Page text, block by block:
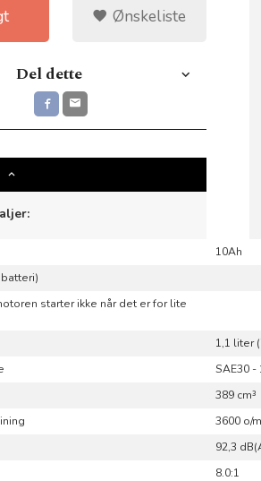
Ønskeliste
Del dette
10Ah
starter ikke når det er for lite
1,1 liter
SAE30 -
389 cm³
3600 o/
92,3
8.0:1